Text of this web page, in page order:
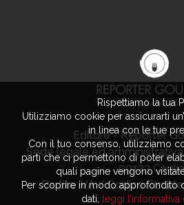
Editore - Reporter
Sede legale ed
09123
Partita IVA / Codice
Rispettiamo la tua
Utilizziamo cookie per assicurarti
in linea con le tue
Con il tuo consenso, utilizziamo
parti che ci permettono di poter
quali pagine vengono
Per scoprire in modo approfondito
dati,
leggi